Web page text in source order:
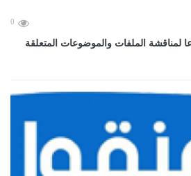
0
لمناقشة الملفات والموضوعات المتعلقة